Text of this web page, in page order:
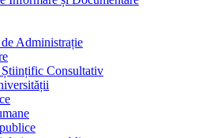
Administrație
Consultativ